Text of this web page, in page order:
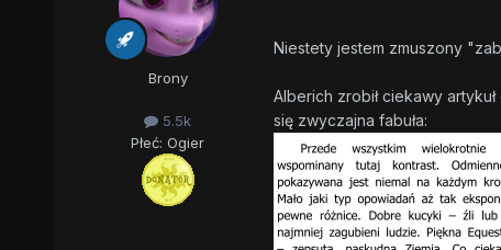
Brony
5.5k
Płeć: Ogier
Niestety jestem zmuszony
Alberich zrobił ciekawy
się zwyczajna fabuła: